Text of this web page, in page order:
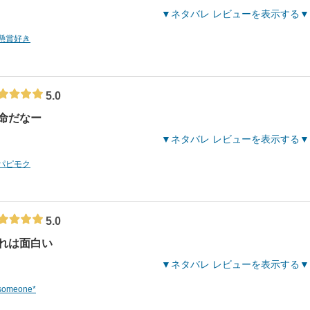
ネタバレ レビューを表示する
賞好き
5.0
だなー
ネタバレ レビューを表示する
ピモク
5.0
は面白い
ネタバレ レビューを表示する